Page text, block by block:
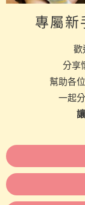
專屬新
歡
分享
幫助各
一起